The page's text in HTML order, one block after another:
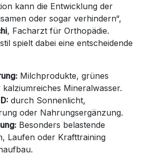
kann die Entwicklung der
oder sogar verhindern“,
, Facharzt für Orthopädie.
spielt dabei eine entscheidende
Milchprodukte, grünes
Mineralwasser.
durch Sonnenlicht,
oder Nahrungsergänzung.
Besonders belastende
Laufen oder Krafttraining